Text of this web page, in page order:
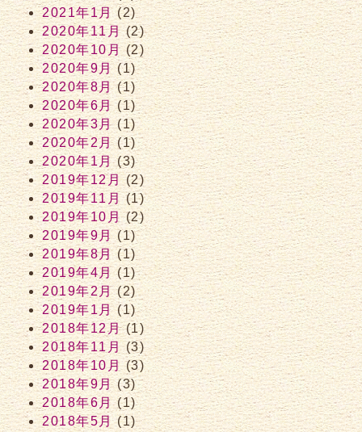
2021年1月(2)
2020年11月(2)
2020年10月(2)
2020年9月(1)
2020年8月(1)
2020年6月(1)
2020年3月(1)
2020年2月(1)
2020年1月(3)
2019年12月(2)
2019年11月(1)
2019年10月(2)
2019年9月(1)
2019年8月(1)
2019年4月(1)
2019年2月(2)
2019年1月(1)
2018年12月(1)
2018年11月 (3)
2018年10月(3)
2018年9月(3)
2018年6月(1)
2018年5月(1)